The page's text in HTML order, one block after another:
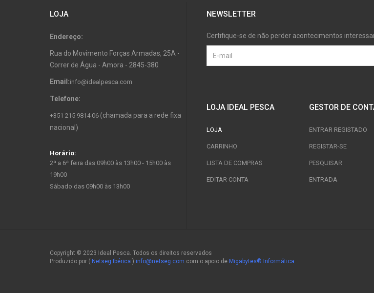
LOJA
Endereço:
Rua do Movimento Forças Armadas, 25A -
Correr de Água - Amora - 2845-380
Email:info@idealpesca.com
Telefone:
+351 215 9814 06 (chamada para a rede fixa
nacional)
Horário:
2ª a 6ª feira das 09h00 às 13h00 - 15h00 às
19h00
Sábado das 09h00 às 13h00
NEWSLETTER
Certifique-se de não perder acontecimentos
LOJA IDEAL PESCA
LOJA
CARRINHO
LISTA DE COMPRAS
EDITAR CONTA
GESTOR DE
ENTRAR REGISTADO
REGISTAR-SE
PESQUISAR
ENTRADA
Copyright © 2023 Ideal Pesca. Todos os direitos reservados
Produzido por ( Netseg Ibérica ) info@netseg.com com o apoio de Migabytes® Informática